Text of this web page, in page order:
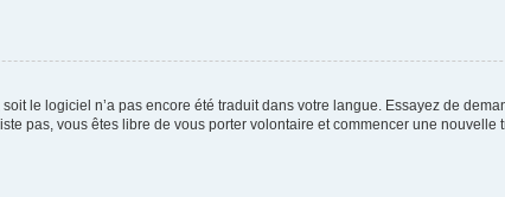
le logiciel n’a pas encore été traduit dans votre langue. Essayez de
pas, vous êtes libre de vous porter volontaire et commencer une